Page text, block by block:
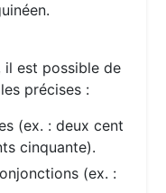
il est possible de
précises :
(ex. : deux cent
cinquante).
(ex. :